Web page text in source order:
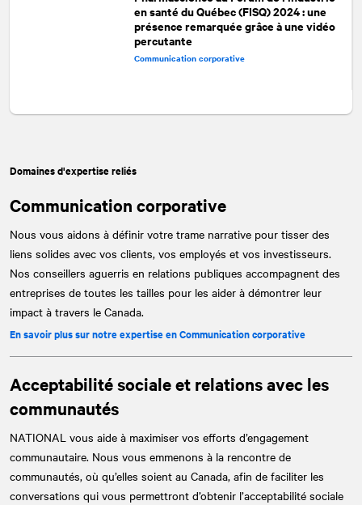
en santé du Québec (FISQ) 2024 : une
présence remarquée grâce à une vidéo
percutante
Communication corporative
Domaines d'expertise reliés
Communication corporative
Nous vous aidons à définir votre trame narrative pour tisser des
liens solides avec vos clients, vos employés et vos investisseurs.
Nos conseillers aguerris en relations publiques accompagnent des
entreprises de toutes les tailles pour les aider à démontrer leur
impact à travers le Canada.
En savoir plus sur notre expertise en Communication corporative
Acceptabilité sociale et relations avec les
communautés
NATIONAL vous aide à maximiser vos efforts d’engagement
communautaire. Nous vous emmenons à la rencontre de
communautés, où qu’elles soient au Canada, afin de faciliter les
conversations qui vous permettront d’obtenir l’acceptabilité sociale